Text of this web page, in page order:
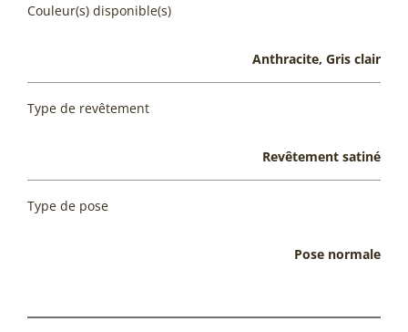
Couleur(s) disponible(s)
Anthracite, Gris clair
Type de revêtement
Revêtement satiné
Type de pose
Pose normale